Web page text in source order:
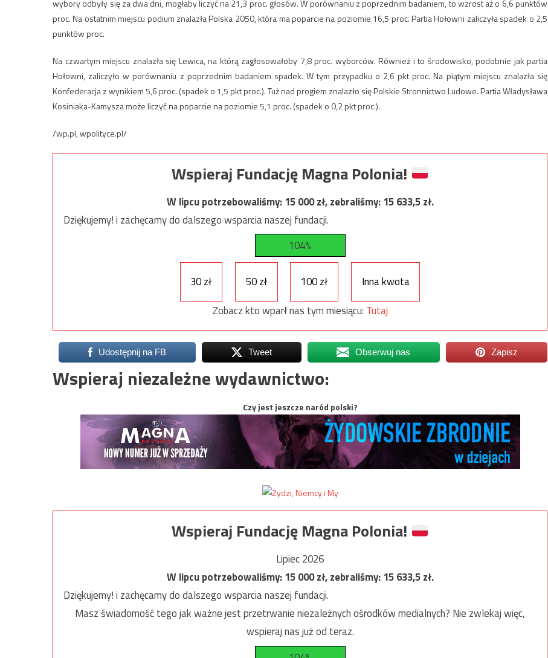
wybory odbyły się za dwa dni, mogłaby liczyć na 21,3 proc. głosów. W porównaniu z poprzednim badaniem, to wzrost aż o 6,6 punktów
proc. Na ostatnim miejscu podium znalazła Polska 2050, która ma poparcie na poziomie 16,5 proc. Partia Hołowni zaliczyła spadek o 2,5
punktów proc.
Na czwartym miejscu znalazła się Lewica, na którą zagłosowałoby 7,8 proc. wyborców. Również i to środowisko, podobnie jak partia
Hołowni, zaliczyło w porównaniu z poprzednim badaniem spadek. W tym przypadku o 2,6 pkt proc. Na piątym miejscu znalazła się
Konfederacja z wynikiem 5,6 proc. (spadek o 1,5 pkt proc.). Tuż nad progiem znalazło się Polskie Stronnictwo Ludowe. Partia Władysława
Kosiniaka-Kamysza może liczyć na poparcie na poziomie 5,1 proc. (spadek o 0,2 pkt proc.).
/wp.pl, wpolityce.pl/
Wspieraj Fundację Magna Polonia!
W lipcu potrzebowaliśmy:15 000zł, zebraliśmy:15 633,5zł.
Dziękujemy! i zachęcamy do dalszego wsparcia naszej fundacji.
104%
30 zł 50 zł 100 zł
Inna kwota
Zobacz kto wparł nas tym miesiącu: Tutaj
Udostępnij na FB Tweet Obserwuj nas Zapisz
Wspieraj niezależne wydawnictwo:
Czy jest jeszcze naród polski?
Wspieraj Fundację Magna Polonia!
Lipiec 2026
W lipcu potrzebowaliśmy:15 000zł, zebraliśmy:15 633,5zł.
Dziękujemy! i zachęcamy do dalszego wsparcia naszej fundacji.
Masz świadomość tego jak ważne jest przetrwanie niezależnych ośrodków medialnych? Nie zwlekaj więc,
wspieraj nas już od teraz.